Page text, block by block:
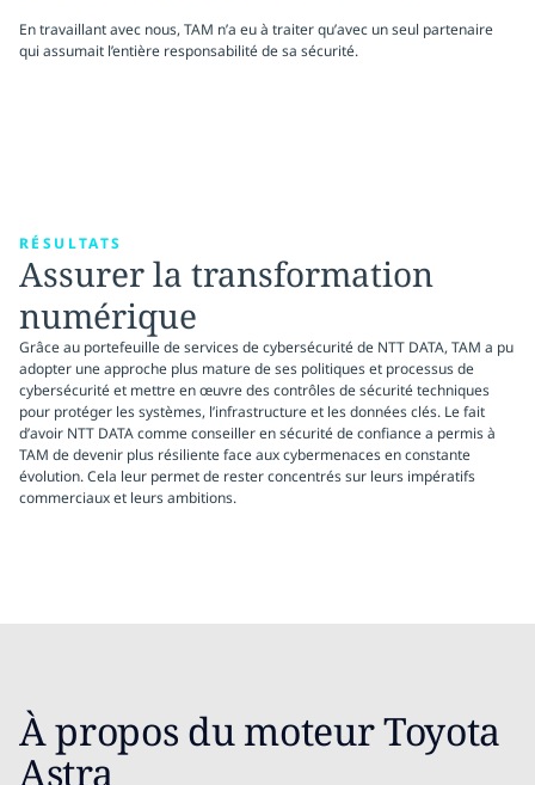
En travaillant avec nous, TAM n’a eu à traiter qu’avec un seul partenaire
qui assumait l’entière responsabilité de sa sécurité.
RÉSULTATS
Assurer la transformation
numérique
Grâce au portefeuille de services de cybersécurité de NTT DATA, TAM a pu
adopter une approche plus mature de ses politiques et processus de
cybersécurité et mettre en œuvre des contrôles de sécurité techniques
pour protéger les systèmes, l’infrastructure et les données clés. Le fait
d’avoir NTT DATA comme conseiller en sécurité de confiance a permis à
TAM de devenir plus résiliente face aux cybermenaces en constante
évolution. Cela leur permet de rester concentrés sur leurs impératifs
commerciaux et leurs ambitions.
À propos du moteur Toyota
Astra